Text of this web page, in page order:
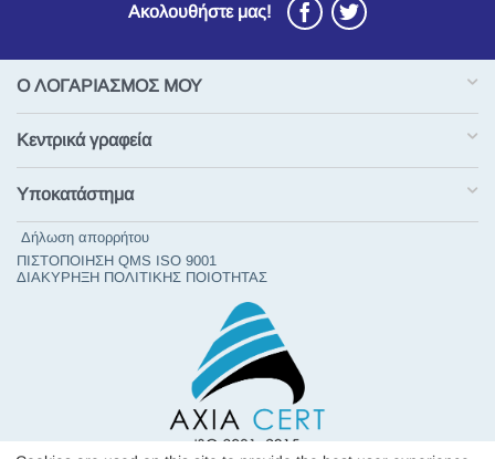
Ακολουθήστε μας!
Ο ΛΟΓΑΡΙΑΣΜΟΣ ΜΟΥ
Κεντρικά γραφεία
Υποκατάστημα
Δήλωση απορρήτου
ΠΙΣΤΟΠΟΙΗΣΗ QMS ISO 9001
ΔΙΑΚΥΡΗΞΗ ΠΟΛΙΤΙΚΗΣ ΠΟΙΟΤΗΤΑΣ